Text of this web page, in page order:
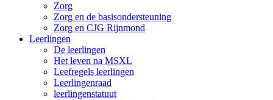
Zorg
Zorg en de basisondersteuning
Zorg en CJG Rijnmond
Leerlingen
De leerlingen
Het leven na MSXL
Leefregels leerlingen
Leerlingenraad
leerlingenstatuut